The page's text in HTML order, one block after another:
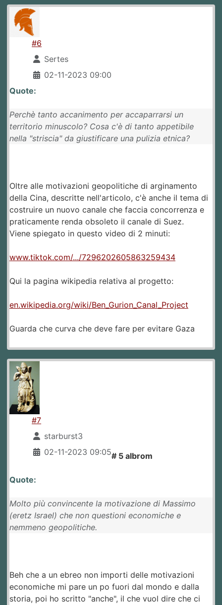
#6
Sertes
02-11-2023 09:00
Quote:
Perchè tanto accanimento per accaparrarsi un
territorio minuscolo? Cosa c'è di tanto appetibile
nella "striscia" da giustificare una pulizia etnica?
Oltre alle motivazioni geopolitiche di arginamento
della Cina, descritte nell'articolo, c'è anche il tema di
costruire un nuovo canale che faccia concorrenza e
praticamente renda obsoleto il canale di Suez.
Viene spiegato in questo video di 2 minuti:
www.tiktok.com/.../7296202605863259434
Qui la pagina wikipedia relativa al progetto:
en.wikipedia.org/wiki/Ben_Gurion_Canal_Project
Guarda che curva che deve fare per evitare Gaza
#7
starburst3
02-11-2023 09:05# 5 albrom
Quote:
Molto più convincente la motivazione di Massimo
(eretz Israel) che non questioni economiche e
nemmeno geopolitiche.
Beh che a un ebreo non importi delle motivazioni
economiche mi pare un po fuori dal mondo e dalla
storia, poi ho scritto "anche", il che vuol dire che ci